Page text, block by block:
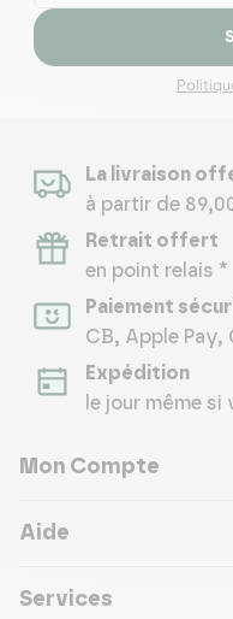
La livraison
à partir de
Retrait offert
en point relais *
Paiement
CB, Apple Pay,
Expédition
le jour même si
Mon Compte
Aide
Services